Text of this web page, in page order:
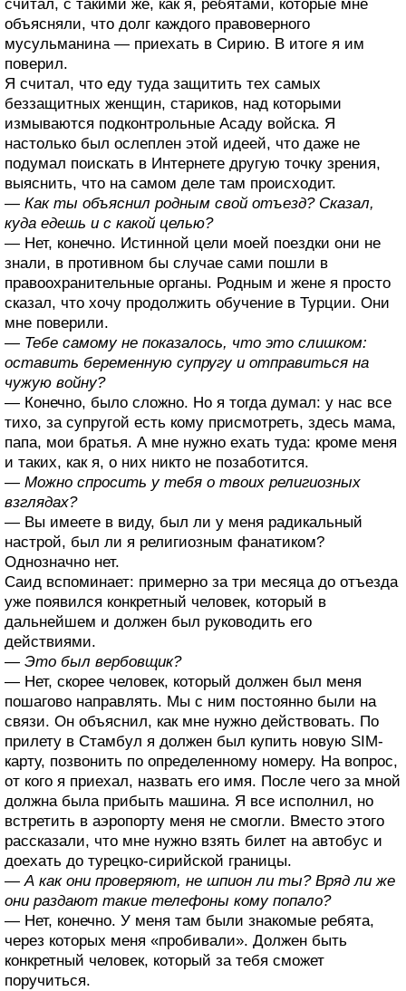
считал, с такими же, как я, ребятами, которые мне
объясняли, что долг каждого правоверного
мусульманина — приехать в Сирию. В итоге я им
поверил.
Я считал, что еду туда защитить тех самых
беззащитных женщин, стариков, над которыми
измываются подконтрольные Асаду войска. Я
настолько был ослеплен этой идеей, что даже не
подумал поискать в Интернете другую точку зрения,
выяснить, что на самом деле там происходит.
— Как ты объяснил родным свой отъезд? Сказал,
куда едешь и с какой целью?
— Нет, конечно. Истинной цели моей поездки они не
знали, в противном бы случае сами пошли в
правоохранительные органы. Родным и жене я просто
сказал, что хочу продолжить обучение в Турции. Они
мне поверили.
— Тебе самому не показалось, что это слишком:
оставить беременную супругу и отправиться на
чужую войну?
— Конечно, было сложно. Но я тогда думал: у нас все
тихо, за супругой есть кому присмотреть, здесь мама,
папа, мои братья. А мне нужно ехать туда: кроме меня
и таких, как я, о них никто не позаботится.
— Можно спросить у тебя о твоих религиозных
взглядах?
— Вы имеете в виду, был ли у меня радикальный
настрой, был ли я религиозным фанатиком?
Однозначно нет.
Саид вспоминает: примерно за три месяца до отъезда
уже появился конкретный человек, который в
дальнейшем и должен был руководить его
действиями.
— Это был вербовщик?
— Нет, скорее человек, который должен был меня
пошагово направлять. Мы с ним постоянно были на
связи. Он объяснил, как мне нужно действовать. По
прилету в Стамбул я должен был купить новую SIM-
карту, позвонить по определенному номеру. На вопрос,
от кого я приехал, назвать его имя. После чего за мной
должна была прибыть машина. Я все исполнил, но
встретить в аэропорту меня не смогли. Вместо этого
рассказали, что мне нужно взять билет на автобус и
доехать до турецко-сирийской границы.
— А как они проверяют, не шпион ли ты? Вряд ли же
они раздают такие телефоны кому попало?
— Нет, конечно. У меня там были знакомые ребята,
через которых меня «пробивали». Должен быть
конкретный человек, который за тебя сможет
поручиться.